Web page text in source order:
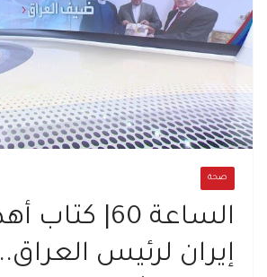
صحة
الساعة 60|
إيران لرئيس